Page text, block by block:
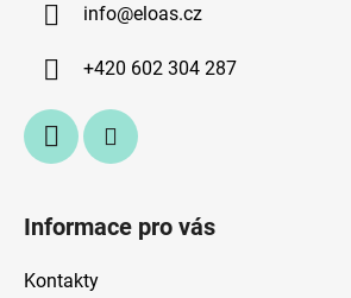
info@eloas.cz
+420 602 304 287
Informace pro vás
Kontakty